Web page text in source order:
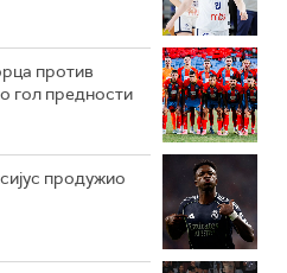
против
гол предности
продужио